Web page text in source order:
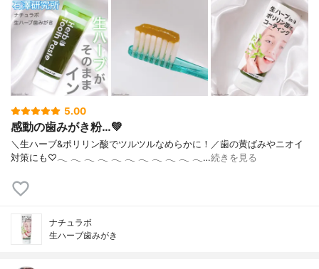
5.00
感動の歯みがき粉…💚
＼生ハーブ&ポリリン酸でツルツルなめらかに！／歯の黄ばみやニオイ
対策にも♡‪𓂃‬ ‪𓂃‬ ‪𓂃‬ ‪𓂃‬ ‪𓂃‬ ‪𓂃‬ ‪𓂃‬ ‪𓂃‬ ‪𓂃‬ ‪𓂃‬ ‪𓂃‬…続きを見る
ナチュラボ
生ハーブ歯みがき